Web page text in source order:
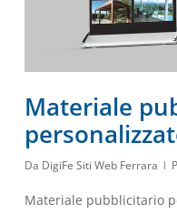
Materiale
Da DigiFe Siti Web Ferrara
Materiale pubblicitario